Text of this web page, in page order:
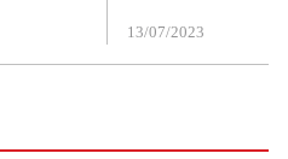
13/07/2023